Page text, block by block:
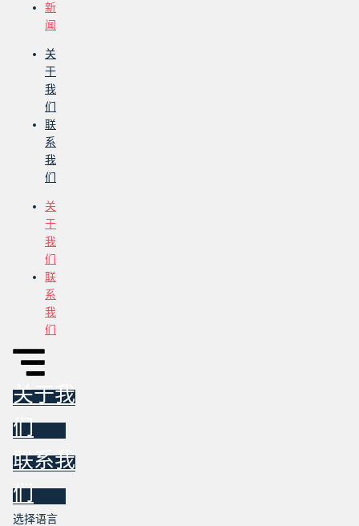
新
闻
关
于
我
们
联
系
我
们
关
于
我
们
联
系
我
们
关于我
们
联系我
们
选择语言